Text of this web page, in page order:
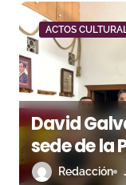
ACTOS
David
sede de la
Redacción